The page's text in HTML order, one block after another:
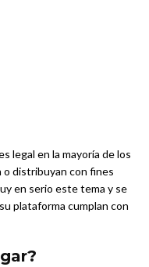
legal en la mayoría de los
o distribuyan con fines
en serio este tema y se
plataforma cumplan con